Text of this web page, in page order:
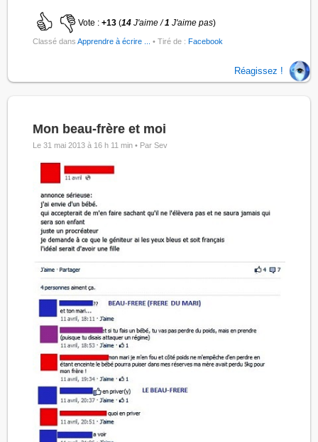
Vote :+13 (14J'aime /1 J'aime pas)
Classé dansApprendre à écrire ... • Tiré de :Facebook
Réagissez !
Mon beau-frère et moi
Le 31 mai 2013 à 16 h 11 min • Par Sev